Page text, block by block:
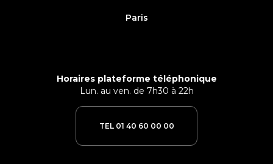
Paris
Horaires plateforme téléphonique
Lun. au ven. de 7h30 à 22h
TEL 01 40 60 00 00